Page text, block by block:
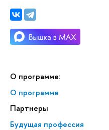
О программе:
О программе
Партнеры
Будущая профессия